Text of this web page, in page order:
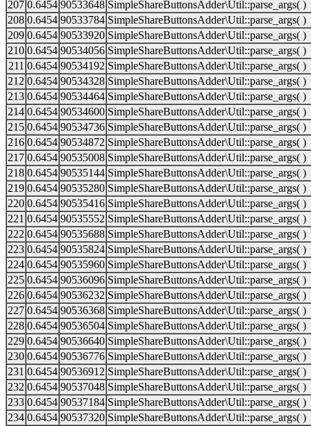
207 0.6454 90533648 SimpleShareButtonsAdder\Util::parse_args( )
208 0.6454 90533784 SimpleShareButtonsAdder\Util::parse_args( )
209 0.6454 90533920 SimpleShareButtonsAdder\Util::parse_args( )
210 0.6454 90534056 SimpleShareButtonsAdder\Util::parse_args( )
211 0.6454 90534192 SimpleShareButtonsAdder\Util::parse_args( )
212 0.6454 90534328 SimpleShareButtonsAdder\Util::parse_args( )
213 0.6454 90534464 SimpleShareButtonsAdder\Util::parse_args( )
214 0.6454 90534600 SimpleShareButtonsAdder\Util::parse_args( )
215 0.6454 90534736 SimpleShareButtonsAdder\Util::parse_args( )
216 0.6454 90534872 SimpleShareButtonsAdder\Util::parse_args( )
217 0.6454 90535008 SimpleShareButtonsAdder\Util::parse_args( )
218 0.6454 90535144 SimpleShareButtonsAdder\Util::parse_args( )
219 0.6454 90535280 SimpleShareButtonsAdder\Util::parse_args( )
220 0.6454 90535416 SimpleShareButtonsAdder\Util::parse_args( )
221 0.6454 90535552 SimpleShareButtonsAdder\Util::parse_args( )
222 0.6454 90535688 SimpleShareButtonsAdder\Util::parse_args( )
223 0.6454 90535824 SimpleShareButtonsAdder\Util::parse_args( )
224 0.6454 90535960 SimpleShareButtonsAdder\Util::parse_args( )
225 0.6454 90536096 SimpleShareButtonsAdder\Util::parse_args( )
226 0.6454 90536232 SimpleShareButtonsAdder\Util::parse_args( )
227 0.6454 90536368 SimpleShareButtonsAdder\Util::parse_args( )
228 0.6454 90536504 SimpleShareButtonsAdder\Util::parse_args( )
229 0.6454 90536640 SimpleShareButtonsAdder\Util::parse_args( )
230 0.6454 90536776 SimpleShareButtonsAdder\Util::parse_args( )
231 0.6454 90536912 SimpleShareButtonsAdder\Util::parse_args( )
232 0.6454 90537048 SimpleShareButtonsAdder\Util::parse_args( )
233 0.6454 90537184 SimpleShareButtonsAdder\Util::parse_args( )
234 0.6454 90537320 SimpleShareButtonsAdder\Util::parse_args( )